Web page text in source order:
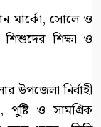
মার্কো, সোলে ও
শিক্ষা ও
উপজেলা নির্বাহী
ও সামগ্রিক